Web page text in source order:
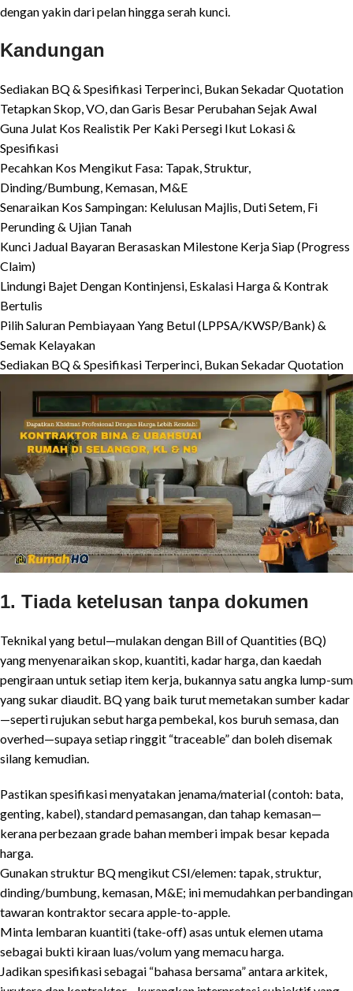
dengan yakin dari pelan hingga serah kunci.
Kandungan
Sediakan BQ & Spesifikasi Terperinci, Bukan Sekadar Quotation
Tetapkan Skop, VO, dan Garis Besar Perubahan Sejak Awal
Guna Julat Kos Realistik Per Kaki Persegi Ikut Lokasi &
Spesifikasi
Pecahkan Kos Mengikut Fasa: Tapak, Struktur,
Dinding/Bumbung, Kemasan, M&E
Senaraikan Kos Sampingan: Kelulusan Majlis, Duti Setem, Fi
Perunding & Ujian Tanah
Kunci Jadual Bayaran Berasaskan Milestone Kerja Siap (Progress
Claim)
Lindungi Bajet Dengan Kontinjensi, Eskalasi Harga & Kontrak
Bertulis
Pilih Saluran Pembiayaan Yang Betul (LPPSA/KWSP/Bank) &
Semak Kelayakan
Sediakan BQ & Spesifikasi Terperinci, Bukan Sekadar Quotation
1. Tiada ketelusan tanpa dokumen
Teknikal yang betul—mulakan dengan Bill of Quantities (BQ)
yang menyenaraikan skop, kuantiti, kadar harga, dan kaedah
pengiraan untuk setiap item kerja, bukannya satu angka lump-sum
yang sukar diaudit. BQ yang baik turut memetakan sumber kadar
—seperti rujukan sebut harga pembekal, kos buruh semasa, dan
overhed—supaya setiap ringgit “traceable” dan boleh disemak
silang kemudian.
Pastikan spesifikasi menyatakan jenama/material (contoh: bata,
genting, kabel), standard pemasangan, dan tahap kemasan—
kerana perbezaan grade bahan memberi impak besar kepada
harga.
Gunakan struktur BQ mengikut CSI/elemen: tapak, struktur,
dinding/bumbung, kemasan, M&E; ini memudahkan perbandingan
tawaran kontraktor secara apple-to-apple.
Minta lembaran kuantiti (take-off) asas untuk elemen utama
sebagai bukti kiraan luas/volum yang memacu harga.
Jadikan spesifikasi sebagai “bahasa bersama” antara arkitek,